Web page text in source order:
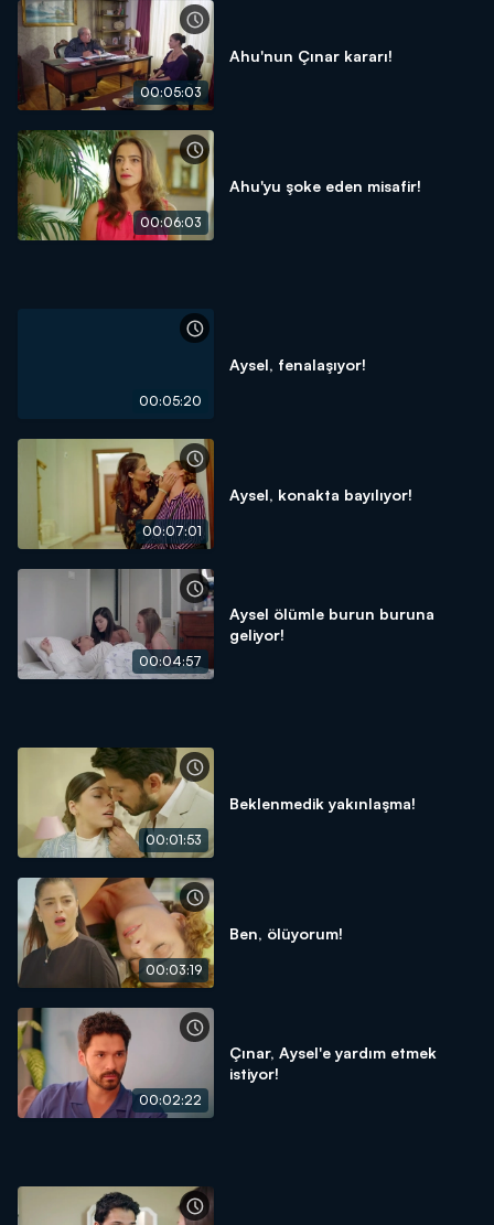
00:05:03
Ahu'nun Çınar kararı!
00:06:03
Ahu'yu şoke eden misafir!
00:05:20
Aysel, fenalaşıyor!
00:07:01
Aysel, konakta bayılıyor!
00:04:57
Aysel ölümle burun buruna
geliyor!
00:01:53
Beklenmedik yakınlaşma!
00:03:19
Ben, ölüyorum!
00:02:22
Çınar, Aysel'e yardım etmek
istiyor!